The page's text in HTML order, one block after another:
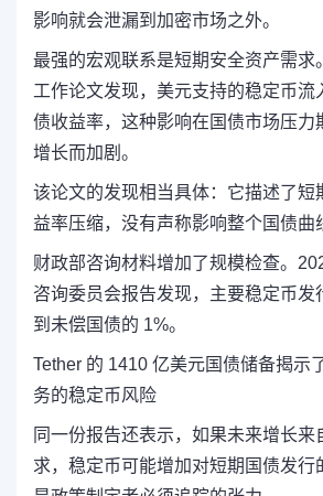
影响就会泄漏到加密市场之外。
最强的宏观联系是短期安全资产需求
工作论文发现，美元支持的稳定币流
债收益率，这种影响在国债市场压力
增长而加剧。
该论文的发现相当具体：它描述了短
益率压缩，没有声称影响整个国债曲
财政部咨询材料增加了规模检查。
咨询委员会报告发现，主要稳定币发
到未偿国债的 1%。
Tether 的 1410 亿美元国债储备揭示
务的稳定币风险
同一份报告还表示，如果未来增长来
求，稳定币可能增加对短期国债发行